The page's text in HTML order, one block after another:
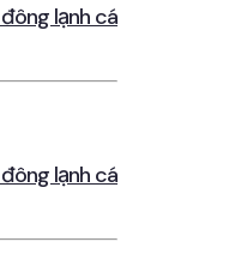
lạnh cá
lạnh cá